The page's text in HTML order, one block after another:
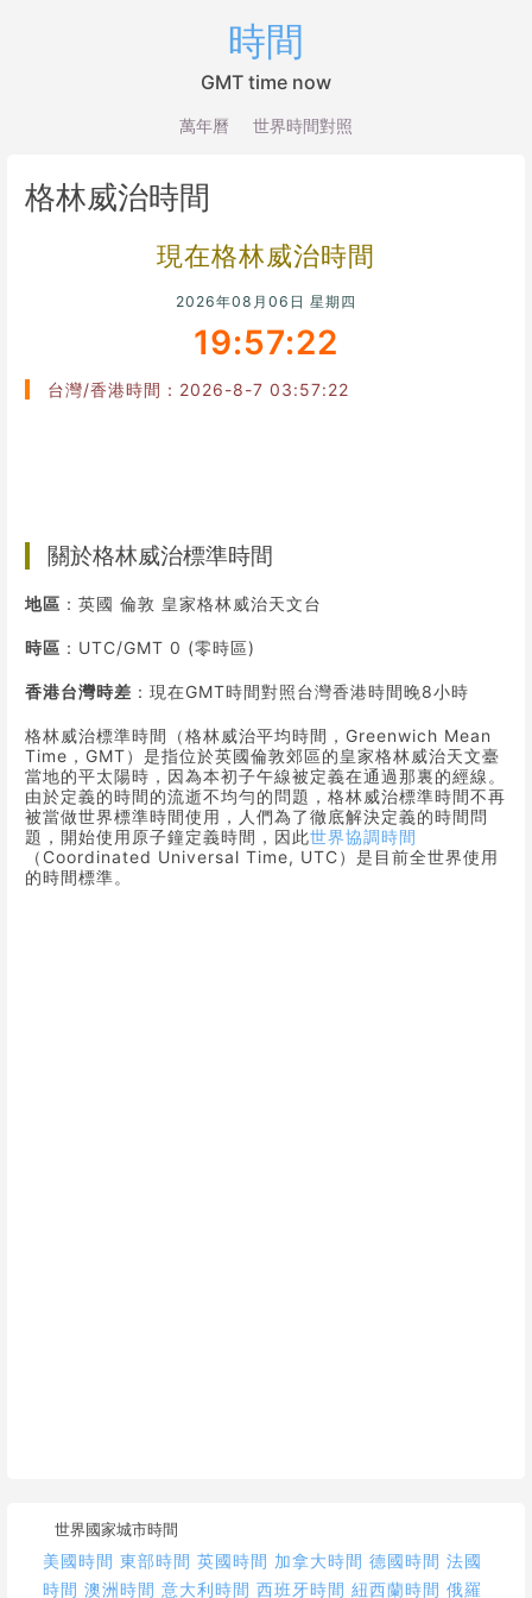
時間
GMT time now
萬年曆 世界時間對照
格林威治時間
現在格林威治時間
2026年08月06日 星期四
19:57:22
台灣/香港時間：2026-8-7 03:57:22
關於格林威治標準時間
地區 ：英國 倫敦 皇家格林威治天文台
時區 ：UTC/GMT 0 (零時區)
香港台灣時差 ：現在GMT時間對照台灣香港時間晚8小時
格林威治標準時間（格林威治平均時間，Greenwich Mean
Time，GMT）是指位於英國倫敦郊區的皇家格林威治天文臺
當地的平太陽時，因為本初子午線被定義在通過那裏的經線。
由於定義的時間的流逝不均勻的問題，格林威治標準時間不再
被當做世界標準時間使用，人們為了徹底解決定義的時間問
題，開始使用原子鐘定義時間，因此世界協調時間
（Coordinated Universal Time, UTC）是目前全世界使用
的時間標準。
世界國家城市時間
美國時間 東部時間 英國時間 加拿大時間 德國時間 法國
時間 澳洲時間 意大利時間 西班牙時間 紐西蘭時間 俄羅